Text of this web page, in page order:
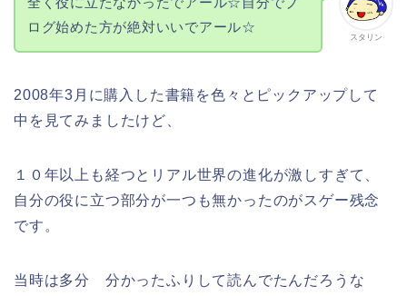
スタリン
ログ始めた方が絶対いいでアール☆
2008年3月に購入した書籍を色々とピックアップして
中を見てみましたけど、
１０年以上も経つとリアル世界の進化が激しすぎて、
自分の役に立つ部分が一つも無かったのがスゲー残念
です。
当時は多分 分かったふりして読んでたんだろうな